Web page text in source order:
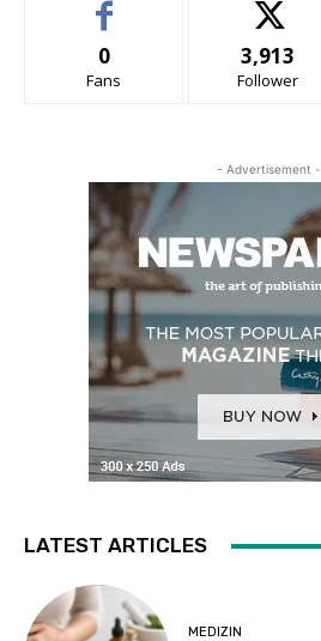
0
Fans
3,913
Follower
- Advertisement -
LATEST ARTICLES
MEDIZIN